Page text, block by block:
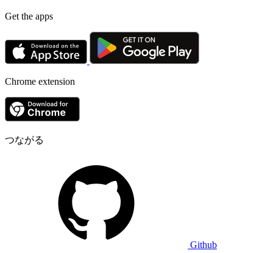
Get the apps
Chrome extension
つながる
Github